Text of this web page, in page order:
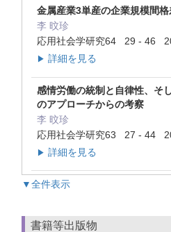
金属産業3単産の企業規模間
李 旼珍
応用社会学研究64 29 - 46
▶ 詳細を見る
感情労働の統制と自律性、そ
のアプローチからの考察
李 旼珍
応用社会学研究63 27 - 44
▶ 詳細を見る
▼全件表示
書籍等出版物